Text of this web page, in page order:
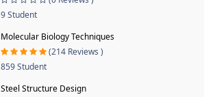
9 Student
Molecular Biology Techniques
(214 Reviews )
859 Student
Steel Structure Design